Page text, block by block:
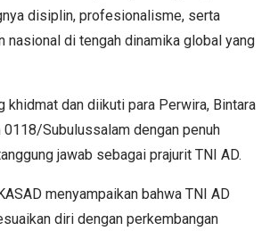
disiplin, profesionalisme, serta
nasional di tengah dinamika global yang
khidmat dan diikuti para Perwira, Bintara
0118/Subulussalam dengan penuh
jawab sebagai prajurit TNI AD.
menyampaikan bahwa TNI AD
diri dengan perkembangan